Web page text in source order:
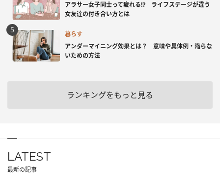
アラサー女子同士って疲れる⁉ ライフステージが違う
女友達の付き合い方とは
暮らす
アンダーマイニング効果とは？ 意味や具体例・陥らな
いための方法
ランキングをもっと見る
LATEST
最新の記事